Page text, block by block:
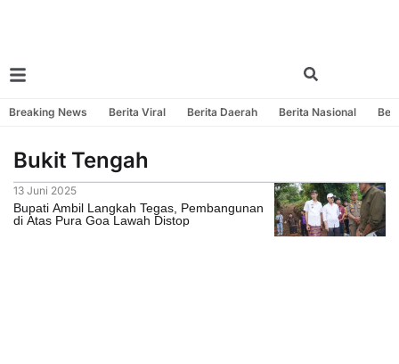
Breaking News Berita Viral Berita Daerah Berita Nasional
Bukit Tengah
13 Juni 2025
Bupati Ambil Langkah Tegas, Pembangunan
di Atas Pura Goa Lawah Distop